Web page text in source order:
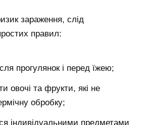
зараження, слід
правил:
прогулянок і перед їжею;
овочі та фрукти, які не
обробку;
індивідуальними предметами